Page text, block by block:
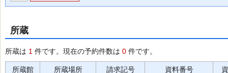
所蔵
所蔵は 1 件です。現在の予約件数は 0 件です。
所蔵館 所蔵場所 請求記号 資料番号